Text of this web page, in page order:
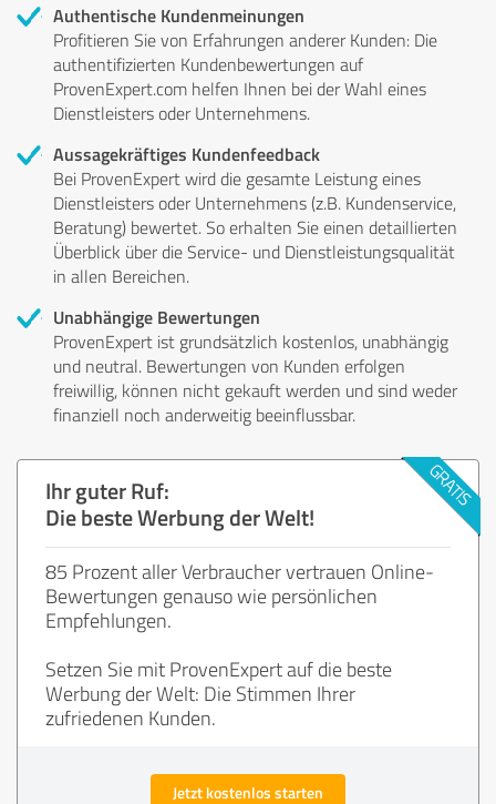
Authentische Kundenmeinungen
Profitieren Sie von Erfahrungen anderer Kunden: Die
authentifizierten Kundenbewertungen auf
ProvenExpert.com helfen Ihnen bei der Wahl eines
Dienstleisters oder Unternehmens.
Aussagekräftiges Kundenfeedback
Bei ProvenExpert wird die gesamte Leistung eines
Dienstleisters oder Unternehmens (z.B. Kundenservice,
Beratung) bewertet. So erhalten Sie einen detaillierten
Überblick über die Service- und Dienstleistungsqualität
in allen Bereichen.
Unabhängige Bewertungen
ProvenExpert ist grundsätzlich kostenlos, unabhängig
und neutral. Bewertungen von Kunden erfolgen
freiwillig, können nicht gekauft werden und sind weder
finanziell noch anderweitig beeinflussbar.
Ihr guter Ruf:
Die beste Werbung der Welt!
85 Prozent aller Verbraucher vertrauen Online-
Bewertungen genauso wie persönlichen
Empfehlungen.
Setzen Sie mit ProvenExpert auf die beste
Werbung der Welt: Die Stimmen Ihrer
zufriedenen Kunden.
Jetzt kostenlos starten